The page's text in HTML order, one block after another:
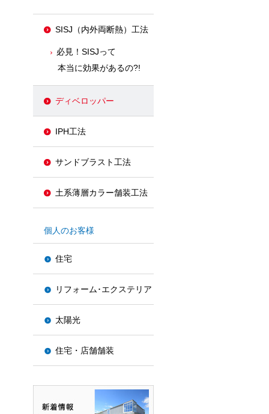
SISJ（内外両断熱）工法
必見！SISJって
本当に効果があるの?!
ディベロッパー
IPH工法
サンドブラスト工法
土系薄層カラー舗装工法
個人のお客様
住宅
リフォーム･エクステリア
太陽光
住宅・店舗舗装